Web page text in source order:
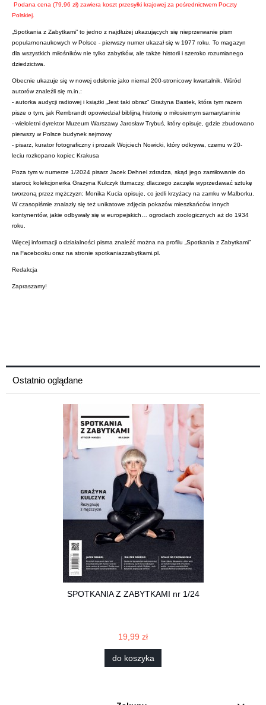
Podana cena (79,96 zł) zawiera koszt przesyłki krajowej za pośrednictwem Poczty
Polskiej.
„Spotkania z Zabytkami” to jedno z najdłużej ukazujących się nieprzerwanie pism
popularnonaukowych w Polsce - pierwszy numer ukazał się w 1977 roku. To magazyn
dla wszystkich miłośników nie tylko zabytków, ale także historii i szeroko rozumianego
dziedzictwa.
Obecnie ukazuje się w nowej odsłonie jako niemal 200-stronicowy kwartalnik. Wśród
autorów znaleźli się m.in.:
- autorka audycji radiowej i książki „Jest taki obraz” Grażyna Bastek, która tym razem
pisze o tym, jak Rembrandt opowiedział biblijną historię o miłosiernym samarytaninie
- wieloletni dyrektor Muzeum Warszawy Jarosław Trybuś, który opisuje, gdzie zbudowano
pierwszy w Polsce budynek sejmowy
- pisarz, kurator fotograficzny i prozaik Wojciech Nowicki, który odkrywa, czemu w 20-
leciu rozkopano kopiec Krakusa
Poza tym w numerze 1/2024 pisarz Jacek Dehnel zdradza, skąd jego zamiłowanie do
staroci; kolekcjonerka Grażyna Kulczyk tłumaczy, dlaczego zaczęła wyprzedawać sztukę
tworzoną przez mężczyzn; Monika Kucia opisuje, co jedli krzyżacy na zamku w Malborku.
W czasopiśmie znalazły się też unikatowe zdjęcia pokazów mieszkańców innych
kontynentów, jakie odbywały się w europejskich… ogrodach zoologicznych aż do 1934
roku.
Więcej informacji o działalności pisma znaleźć można na profilu „Spotkania z Zabytkami”
na Facebooku oraz na stronie spotkaniazzabytkami.pl.
Redakcja
Zapraszamy!
Ostatnio oglądane
SPOTKANIA Z ZABYTKAMI nr 1/24
19,99 zł
do koszyka